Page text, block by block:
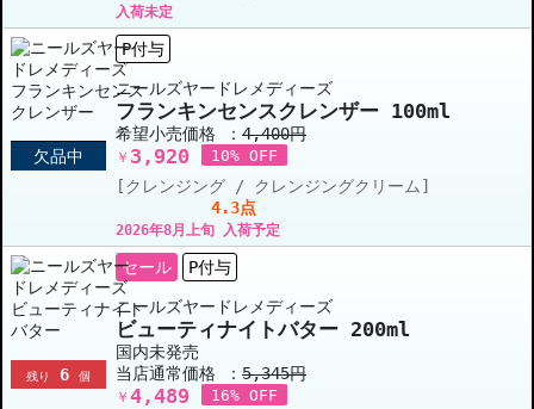
入荷未定
欠品中
P付与
ニールズヤードレメディーズ
フランキンセンスクレンザー 100ml
希望小売価格 ： 4,400円
￥ 3,920 10% OFF
[クレンジング / クレンジングクリーム]
4.3点
2026年8月上旬 入荷予定
残り 6 個
セール P付与
ニールズヤードレメディーズ
ビューティナイトバター 200ml
国内未発売
当店通常価格 ： 5,345円
￥ 4,489 16% OFF